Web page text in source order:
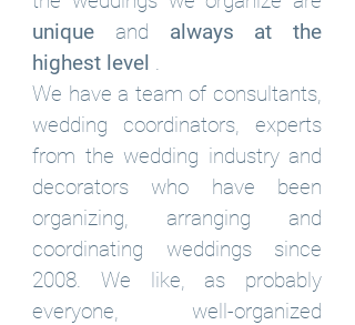
unique and always at the
highest level .
We have a team of consultants,
wedding coordinators, experts
from the wedding industry and
decorators who have been
organizing, arranging and
coordinating weddings since
2008. We like, as probably
everyone, well-organized